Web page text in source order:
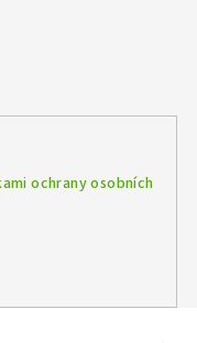
ochrany osobních